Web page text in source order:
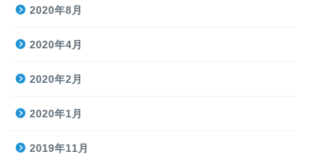
2020年8月
2020年4月
2020年2月
2020年1月
2019年11月